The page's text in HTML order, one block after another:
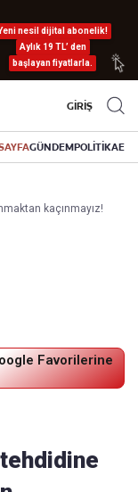
nesil dijital abonelik!
Aylık 19 TL’ den
başlayan fiyatlarla.
GİRİŞ
GÜNDEMPOLİTİKA
kaçınmayız!
Favorilerine